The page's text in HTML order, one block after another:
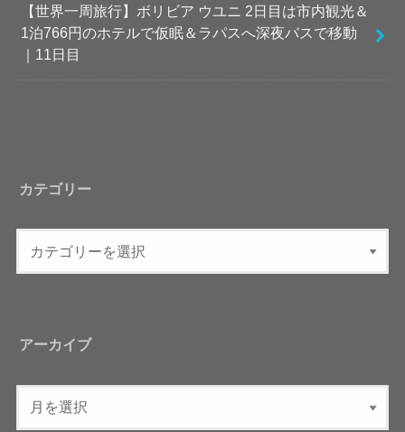
【世界一周旅行】ボリビア ウユニ 2日目は市内観光＆
1泊766円のホテルで仮眠＆ラパスへ深夜バスで移動
｜11日目
カテゴリー
アーカイブ